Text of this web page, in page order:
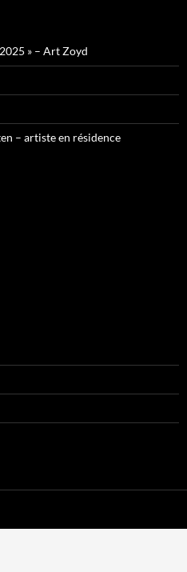
» – Art Zoyd
– artiste en résidence